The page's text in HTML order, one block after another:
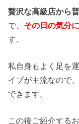
贅沢な高級店から
で、 その日の気分
す。
私自身もよく足を
イプが主流なので
できます。
この後ご紹介する